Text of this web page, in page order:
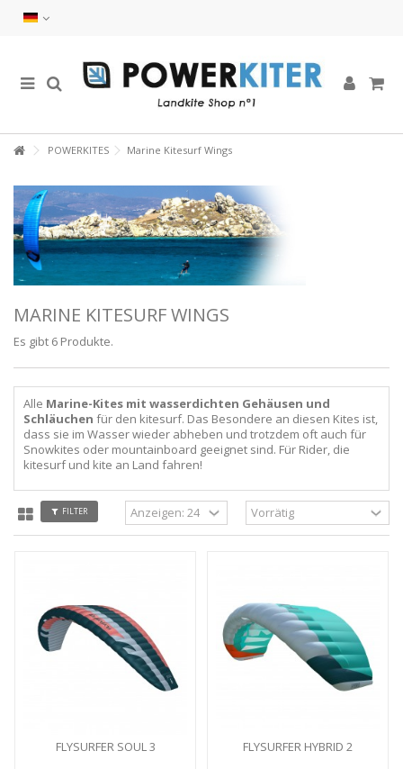
POWERKITES Marine Kitesurf Wings
MARINE KITESURF WINGS
Es gibt 6 Produkte.
Alle Marine-Kites mit wasserdichten Gehäusen und
Schläuchen für den kitesurf. Das Besondere an diesen Kites ist,
dass sie im Wasser wieder abheben und trotzdem oft auch für
Snowkites oder mountainboard geeignet sind. Für Rider, die
kitesurf und kite an Land fahren!
FILTER
FLYSURFER SOUL 3 FLYSURFER HYBRID 2